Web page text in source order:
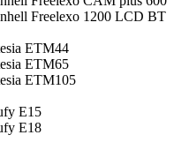
Freelexo 1200 LCD BT
ETM44
ETM65
ETM105
E15
E18